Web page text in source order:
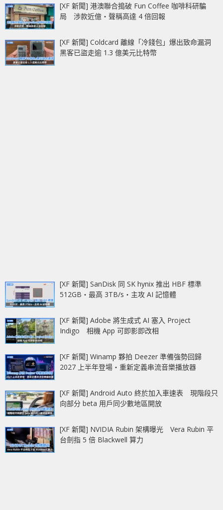
[XF 新聞] 港澳聯合搗破 Fun Coffee 咖啡科研騙
局 涉款近億‧聲稱高達 4 倍回報
[XF 新聞] Coldcard 離線「冷錢包」爆出致命漏洞
黑客已盜走逾 1.3 億美元比特幣
[XF 新聞] SanDisk 同 SK hynix 推出 HBF 標準
512GB‧最高 3TB/s‧主攻 AI 記憶體
[XF 新聞] Adobe 將生成式 AI 塞入 Project
Indigo 相機 App 可即影即改相
[XF 新聞] Winamp 夥拍 Deezer 準備強勢回歸
2027 上半年登場‧重新定義串流音樂播放器
[XF 新聞] Android Auto 終於加入車速表 現階段只
向部分 beta 用戶同少數地區開放
[XF 新聞] NVIDIA Rubin 架構曝光 Vera Rubin 平
台劍指 5 倍 Blackwell 算力